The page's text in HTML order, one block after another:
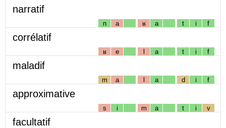
narratif
n a ʁ a t i f
corrélatif
ʁ e l a t i f
maladif
m a l a d i f
approximative
s i m a t i v
facultatif